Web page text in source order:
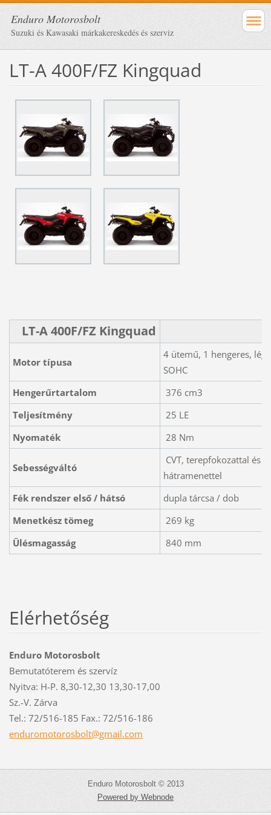
Enduro Motorosbolt
Suzuki és Kawasaki márkakereskedés és szerviz
LT-A 400F/FZ Kingquad
LT-A 400F/FZ Kingquad
Motor típusa
4 ütemű, 1 hengeres,
SOHC
Hengerűrtartalom
376 cm3
Teljesítmény
25 LE
Nyomaték
28 Nm
Sebességváltó
CVT, terepfokozattal és
hátramenettel
Fék rendszer első / hátsó
dupla tárcsa / dob
Menetkész tömeg
269 kg
Ülésmagasság
840 mm
Elérhetőség
Enduro Motorosbolt
Bemutatóterem és szervíz
Nyitva: H-P. 8,30-12,30 13,30-17,00
Sz.-V. Zárva
Tel.: 72/516-185 Fax.: 72/516-186
enduromotorosbolt@gmail.com
Enduro Motorosbolt © 2013
Powered by Webnode